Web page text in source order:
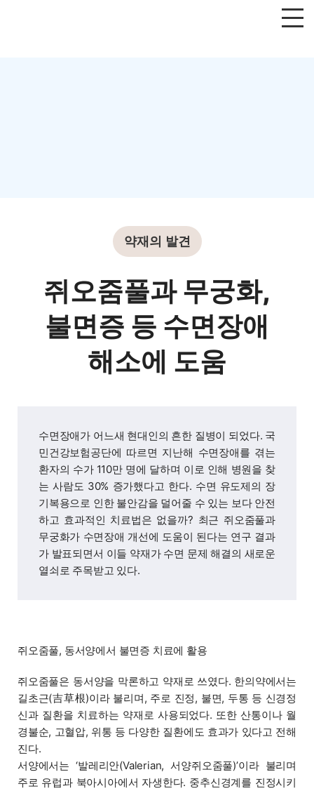
약재의 발견
쥐오줌풀과 무궁화,
불면증 등 수면장애
해소에 도움
수면장애가 어느새 현대인의 흔한 질병이 되었다. 국
민건강보험공단에 따르면 지난해 수면장애를 겪는
환자의 수가 110만 명에 달하며 이로 인해 병원을 찾
는 사람도 30% 증가했다고 한다. 수면 유도제의 장
기복용으로 인한 불안감을 덜어줄 수 있는 보다 안전
하고 효과적인 치료법은 없을까? 최근 쥐오줌풀과
무궁화가 수면장애 개선에 도움이 된다는 연구 결과
가 발표되면서 이들 약재가 수면 문제 해결의 새로운
열쇠로 주목받고 있다.
쥐오줌풀, 동서양에서 불면증 치료에 활용
쥐오줌풀은 동서양을 막론하고 약재로 쓰였다. 한의약에서는
길초근(吉草根)이라 불리며, 주로 진정, 불면, 두통 등 신경정
신과 질환을 치료하는 약재로 사용되었다. 또한 산통이나 월
경불순, 고혈압, 위통 등 다양한 질환에도 효과가 있다고 전해
진다.
서양에서는 ‘발레리안(Valerian, 서양쥐오줌풀)’이라 불리며
주로 유럽과 북아시아에서 자생한다. 중추신경계를 진정시키